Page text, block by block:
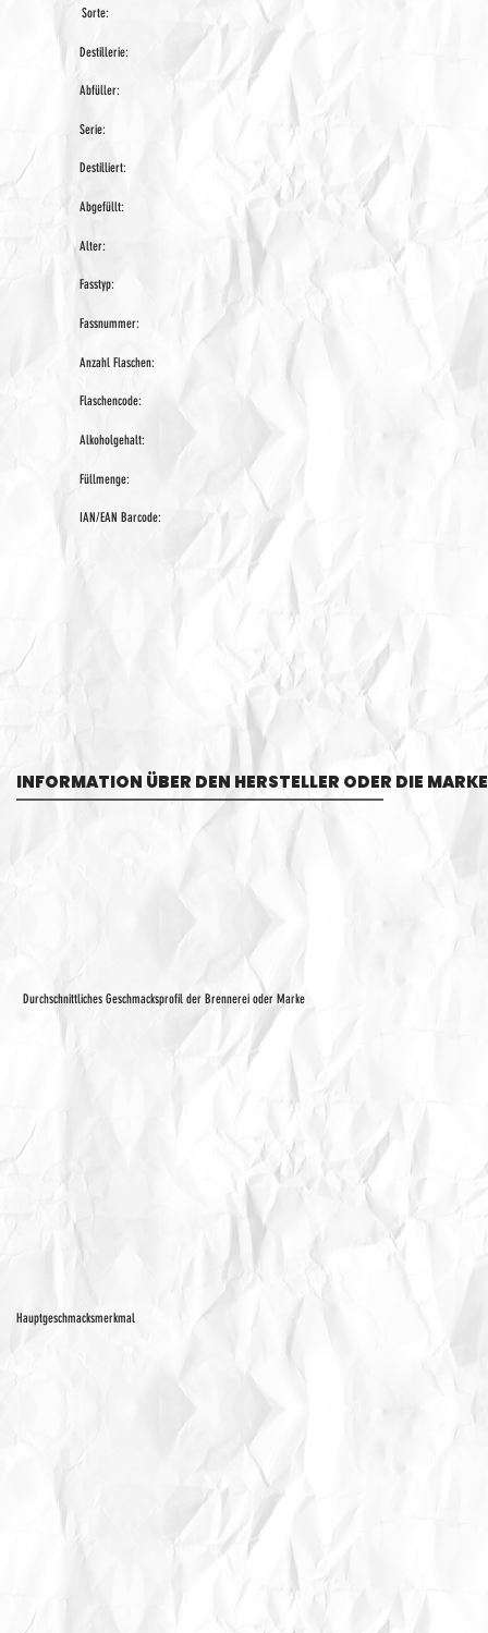
Durchschnittliches Geschmacksprofil der Brennerei oder Marke
Hauptgeschmacksmerkmal
Sorte:
Destillerie:
Abfüller:
Serie:
Destilliert:
Abgefüllt:
Alter:
Fasstyp:
Fassnummer:
Anzahl Flaschen:
Flaschencode:
Alkoholgehalt:
Füllmenge:
IAN/EAN Barcode:
INFORMATION ÜBER DEN HERSTELLER ODER DIE MARKE